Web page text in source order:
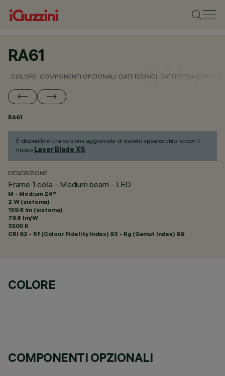
RA61
COLORE COMPONENTI OPZIONALI DATI TECNICI DATI FOTOMETRICI
RA61
È disponibile una versione aggiornata di questo apparecchio: scopri il
nuovo Laser Blade XS.
DESCRIZIONE
Frame 1 cella - Medium beam - LED
M - Medium 24°
2 W (sistema)
159.6 lm (sistema)
79.8 lm/W
3500 K
CRI 92 - Rf (Colour Fidelity Index) 93 - Rg (Gamut Index) 99
COLORE
COMPONENTI OPZIONALI